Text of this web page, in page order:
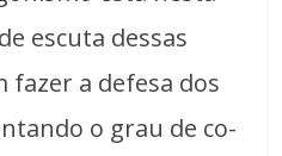
escuta dessas
fazer a defesa dos
o grau de co-